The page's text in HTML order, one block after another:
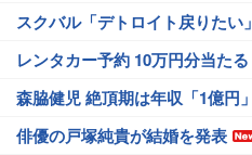
スクバル「デトロイト戻りたい」
レンタカー予約 10万円分当たる
森脇健児 絶頂期は年収「1億円」
俳優の戸塚純貴が結婚を発表